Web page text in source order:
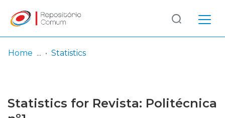
Browse repository
Log
In
(current)
Home Statistics
Statistics for Revista: Politécnica